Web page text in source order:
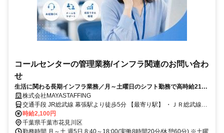
コールセンターの管理業務/インフラ関連のお問い合わ
せ
生活に関わる長期インフラ業務／月～土曜日のシフト勤務で高時給2100
円！希望休の相談OK
株式会社MAYASTAFFING
交通手段 JR総武線 幕張駅より徒歩5分 【最寄り駅】 ・ＪＲ総武線
「幕張駅」 京成千葉線 京成幕張駅より徒歩8分 【最寄り駅】 ・京成
千葉線「京成幕張駅」
時給2,100円
千葉県千葉市花見川区
勤務時間 月～土 週5日 8:40～18:00(実働8時間20分/休憩60分) ※土曜